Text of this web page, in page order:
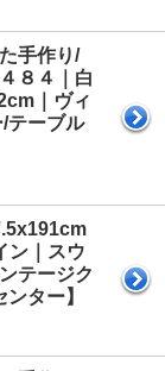
手作り/
８４｜白
｜ヴィ
テーブル
ン｜スウ
テージク
ター】